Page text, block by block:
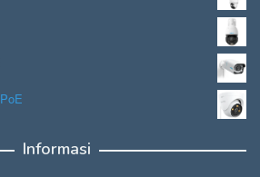
Informasi